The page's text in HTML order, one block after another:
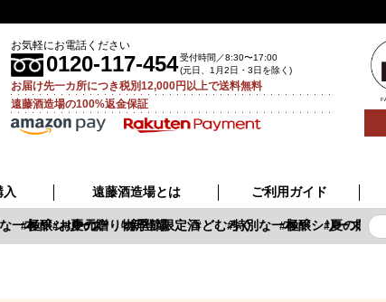
お気軽にお電話ください
0120-117-454受付時間／8:30〜17:00
(元日、1月2日・3日を除く)
お届け先一カ所につき税別12,000円以上で送料無料
遠藤酒造場の100%返金保証
入 遠藤酒造場とは ご利用ガイド
一本 夏の贈り物
極醸シリーズ 季節限定酒 特別な一本 夏の贈り物
お中元 新登場 どむろく 極醸シリーズ